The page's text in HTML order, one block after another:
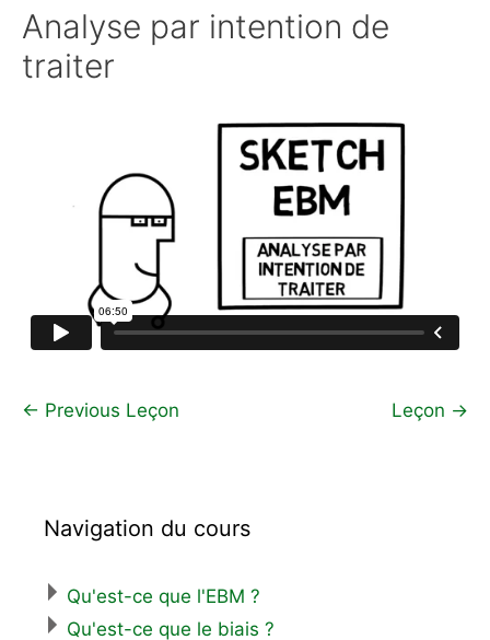
Analyse par intention de
traiter
← Previous Leçon Leçon →
Navigation du cours
Qu'est-ce que l'EBM ?
Qu'est-ce que le biais ?